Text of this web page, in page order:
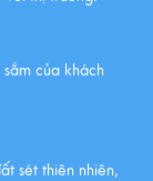
của khách
sét thiên nhiên,